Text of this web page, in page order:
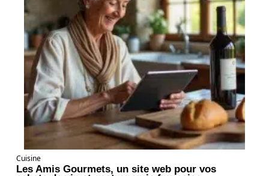
Cuisine
Les Amis Gourmets, un site web pour vos